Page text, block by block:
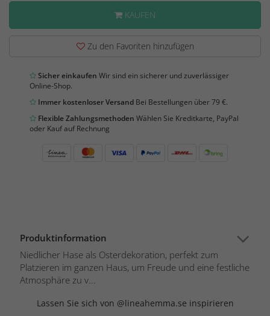
KAUFEN
Zu den Favoriten hinzufügen
Sicher einkaufen Wir sind ein sicherer und zuverlässiger
Online-Shop.
Immer kostenloser Versand Bei Bestellungen über 79 €.
Flexible Zahlungsmethoden Wählen Sie Kreditkarte, PayPal
oder Kauf auf Rechnung
Produktinformation
Niedlicher Hase als Osterdekoration, perfekt zum
Platzieren im ganzen Haus, um Freude und eine festliche
Atmosphäre zu v...
Lassen Sie sich von @lineahemma.se inspirieren